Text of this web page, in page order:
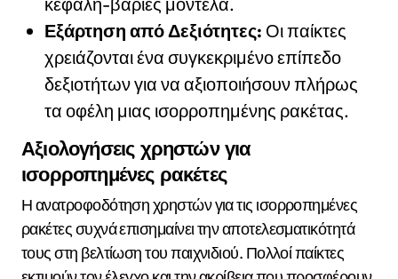
Εξάρτηση από Δεξιότητες: Οι παίκτες
χρειάζονται ένα συγκεκριμένο επίπεδο
δεξιοτήτων για να αξιοποιήσουν πλήρως
τα οφέλη μιας ισορροπημένης ρακέτας.
Αξιολογήσεις χρηστών για
ισορροπημένες ρακέτες
Η ανατροφοδότηση χρηστών για τις ισορροπημένες
ρακέτες συχνά επισημαίνει την αποτελεσματικότητά
τους στη βελτίωση του παιχνιδιού. Πολλοί παίκτες